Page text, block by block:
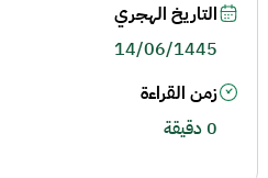
التاريخ الهجري
14/06/1445
زمن القراءة
0 دقيقة